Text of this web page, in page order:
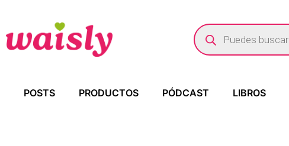
POSTS PRODUCTOS PÓDCAST LIBROS